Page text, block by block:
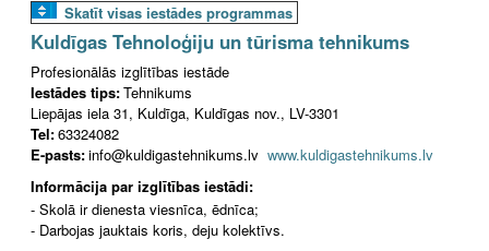
Skatīt visas iestādes programmas
Kuldīgas Tehnoloģiju un tūrisma tehnikums
Profesionālās izglītības iestāde
Iestādes tips:Tehnikums
Liepājas iela 31, Kuldīga, Kuldīgas nov., LV-3301
Tel:63324082
E-pasts:info@kuldigastehnikums.lv www.kuldigastehnikums.lv
Informācija par izglītības iestādi:
- Skolā ir dienesta viesnīca, ēdnīca;
- Darbojas jauktais koris, deju kolektīvs.